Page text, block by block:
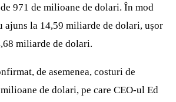
971 de milioane de dolari. În mod
ajuns la 14,59 miliarde de dolari, ușor
miliarde de dolari.
de asemenea, costuri de
de dolari, pe care CEO-ul Ed